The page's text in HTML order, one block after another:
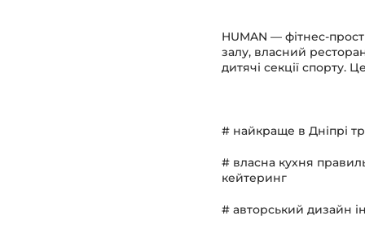
HUMAN — фітнес-
залу, власний
дитячі секції спорту.
# найкраще в Дніпрі
# власна кухня
кейтеринг
# авторський дизайн